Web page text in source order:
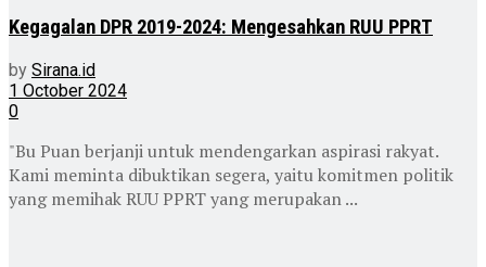
Kegagalan DPR 2019-2024: Mengesahkan RUU PPRT
by Sirana.id
1 October 2024
0
"Bu Puan berjanji untuk mendengarkan aspirasi rakyat.
Kami meminta dibuktikan segera, yaitu komitmen politik
yang memihak RUU PPRT yang merupakan ...